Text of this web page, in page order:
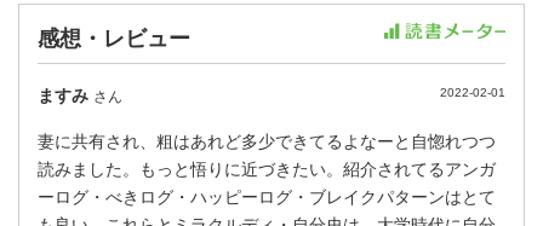
感想・レビュー
ますみ さん 2022-02-01
妻に共有され、粗はあれど多少できてるよなーと自惚れつつ
読みました。もっと悟りに近づきたい。紹介されてるアンガ
ーログ・べきログ・ハッピーログ・ブレイクパターンはとて